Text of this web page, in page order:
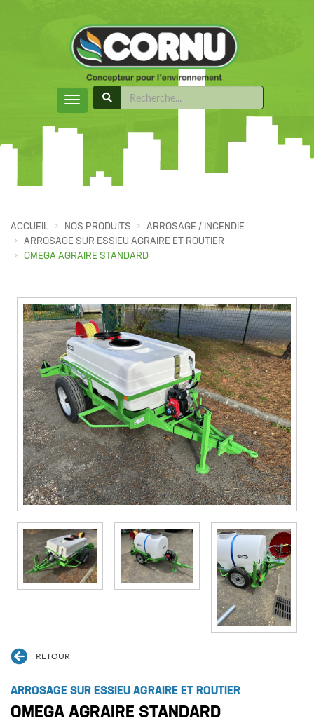
ACCUEIL NOS PRODUITS
ARROSAGE / INCENDIE
ARROSAGE SUR ESSIEU AGRAIRE ET ROUTIER
OMEGA AGRAIRE STANDARD
RETOUR
ARROSAGE SUR ESSIEU AGRAIRE ET ROUTIER
OMEGA AGRAIRE STANDARD